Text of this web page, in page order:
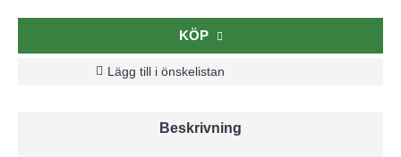
KÖP
Lägg till i önskelistan
Beskrivning